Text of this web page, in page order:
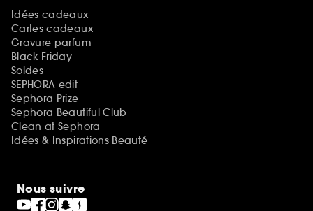
Idées cadeaux
Cartes cadeaux
Gravure parfum
Black Friday
Soldes
SEPHORA edit
Sephora Prize
Sephora Beautiful Club
Clean at Sephora
Idées & Inspirations Beauté
Nous suivre